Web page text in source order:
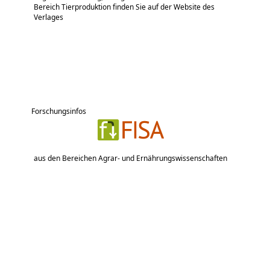
Bereich Tierproduktion finden Sie auf der Website des
Verlages
Forschungsinfos
aus den Bereichen Agrar- und Ernährungswissenschaften